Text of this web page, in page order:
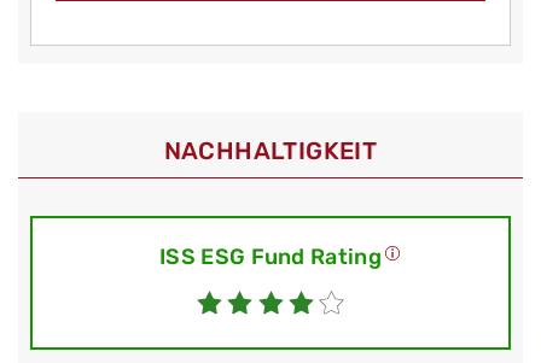
NACHHALTIGKEIT
ISS ESG Fund Rating